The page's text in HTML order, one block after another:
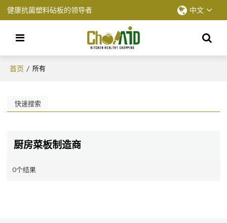
健康抗菌塑料砧板的领导者 中文
首页 / 所有
快速搜索
厨房菜板制造商
0个结果